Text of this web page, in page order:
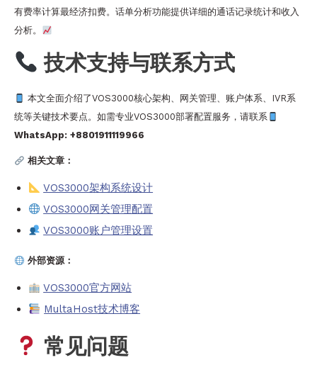
有费率计算最经济扣费。话单分析功能提供详细的通话记录统计和收入
分析。
技术支持与联系方式
本文全面介绍了VOS3000核心架构、网关管理、账户体系、IVR系
统等关键技术要点。如需专业VOS3000部署配置服务，请联系
WhatsApp: +8801911119966
相关文章：
VOS3000架构系统设计
VOS3000网关管理配置
VOS3000账户管理设置
外部资源：
VOS3000官方网站
MultaHost技术博客
常见问题